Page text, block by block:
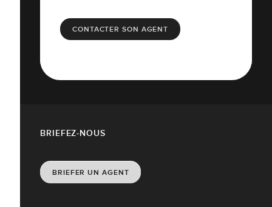
CONTACTER SON AGENT
BRIEFEZ-NOUS
BRIEFER UN AGENT